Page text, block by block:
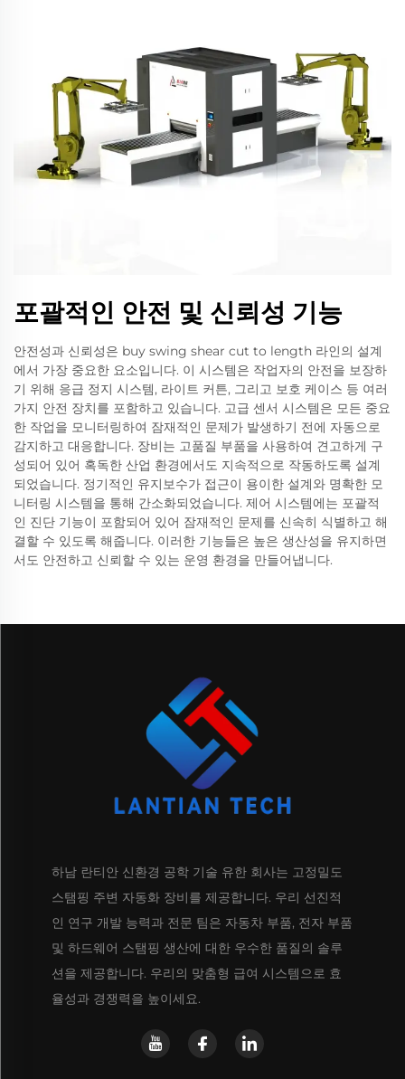
포괄적인 안전 및 신뢰성 기능
안전성과 신뢰성은 buy swing shear cut to length 라인의 설계
에서 가장 중요한 요소입니다. 이 시스템은 작업자의 안전을 보장하
기 위해 응급 정지 시스템, 라이트 커튼, 그리고 보호 케이스 등 여러
가지 안전 장치를 포함하고 있습니다. 고급 센서 시스템은 모든 중요
한 작업을 모니터링하여 잠재적인 문제가 발생하기 전에 자동으로
감지하고 대응합니다. 장비는 고품질 부품을 사용하여 견고하게 구
성되어 있어 혹독한 산업 환경에서도 지속적으로 작동하도록 설계
되었습니다. 정기적인 유지보수가 접근이 용이한 설계와 명확한 모
니터링 시스템을 통해 간소화되었습니다. 제어 시스템에는 포괄적
인 진단 기능이 포함되어 있어 잠재적인 문제를 신속히 식별하고 해
결할 수 있도록 해줍니다. 이러한 기능들은 높은 생산성을 유지하면
서도 안전하고 신뢰할 수 있는 운영 환경을 만들어냅니다.
하남 란티안 신환경 공학 기술 유한 회사는 고정밀도
스탬핑 주변 자동화 장비를 제공합니다. 우리 선진적
인 연구 개발 능력과 전문 팀은 자동차 부품, 전자 부품
및 하드웨어 스탬핑 생산에 대한 우수한 품질의 솔루
션을 제공합니다. 우리의 맞춤형 급여 시스템으로 효
율성과 경쟁력을 높이세요.